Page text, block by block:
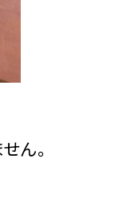
ん。